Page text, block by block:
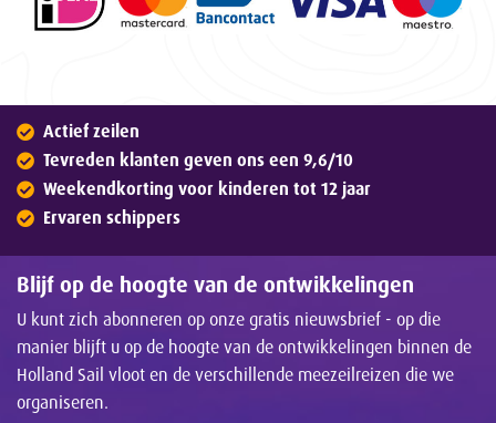
Actief zeilen
Tevreden klanten geven ons een 9,6/10
Weekendkorting voor kinderen tot 12 jaar
Ervaren schippers
Blijf op de hoogte van de ontwikkelingen
U kunt zich abonneren op onze gratis nieuwsbrief - op die
manier blijft u op de hoogte van de ontwikkelingen binnen de
Holland Sail vloot en de verschillende meezeilreizen die we
organiseren.